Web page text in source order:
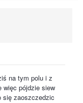
na tym polu i z
więc pójdzie siew
się zaoszczedzic